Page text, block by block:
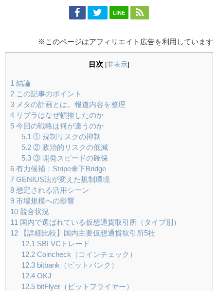
LINE
※このページはアフィリエイト広告を利用しています
目次 [非表示]
1 結論
2 この記事のポイント
3 メタの計画とは。報道内容を整理
4 リブラはなぜ頓挫したのか
5 今回の戦略は何が違うのか
5.1 ① 規制リスクの抑制
5.2② 政治的リスクの低減
5.3③ 開発スピードの確保
6 有力候補：Stripe傘下Bridge
7 GENIUS法が変えた規制環境
8 想定される活用シーン
9 市場規模への影響
10 競合状況
11
国内で選ばれている仮想通貨取引所（タイプ別）
12 【詳細比較】国内主要仮想通貨取引所5社
12.1 SBI VCトレード
12.2Coincheck（コインチェック）
12.3bitbank（ビットバンク）
12.4OKJ
12.5bitFlyer（ビットフライヤー）